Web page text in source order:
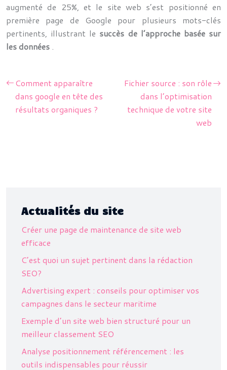
augmenté de 25%, et le site web s’est positionné en
première page de Google pour plusieurs mots-clés
pertinents, illustrant le succès de l’approche basée sur
les données .
Comment apparaître
dans google en tête des
résultats organiques ?
Fichier source : son rôle
dans l’optimisation
technique de votre site
web
Actualités du site
Créer une page de maintenance de site web
efficace
C’est quoi un sujet pertinent dans la rédaction
SEO?
Advertising expert : conseils pour optimiser vos
campagnes dans le secteur maritime
Exemple d’un site web bien structuré pour un
meilleur classement SEO
Analyse positionnement référencement : les
outils indispensables pour réussir